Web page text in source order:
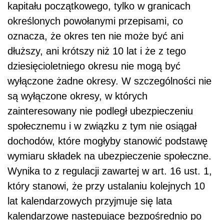
kapitału początkowego, tylko w granicach
określonych powołanymi przepisami, co
oznacza, że okres ten nie może być ani
dłuższy, ani krótszy niż 10 lat i że z tego
dziesięcioletniego okresu nie mogą być
wyłączone żadne okresy. W szczególności nie
są wyłączone okresy, w których
zainteresowany nie podległ ubezpieczeniu
społecznemu i w związku z tym nie osiągał
dochodów, które mogłyby stanowić podstawę
wymiaru składek na ubezpieczenie społeczne.
Wynika to z regulacji zawartej w art. 16 ust. 1,
który stanowi, że przy ustalaniu kolejnych 10
lat kalendarzowych przyjmuje się lata
kalendarzowe następujące bezpośrednio po